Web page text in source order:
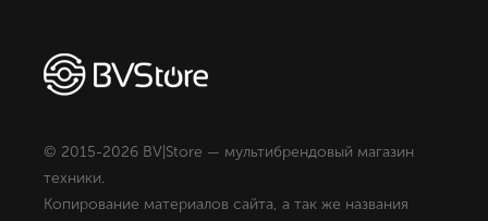
© 2015-2026 BV|Store — мультибрендовый магазин
техники.
Копирование материалов сайта, а так же названия